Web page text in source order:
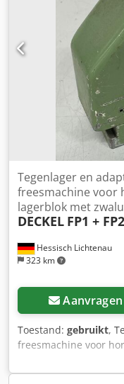
Hessisch Lichtenau
323 km
Tegenlager en
freesmachine voor
lagerblok met
DECKEL FP1 + FP2
Aanvragen
Toestand: gebruikt,
freesmachine voor
adapter
(Lagerblok met